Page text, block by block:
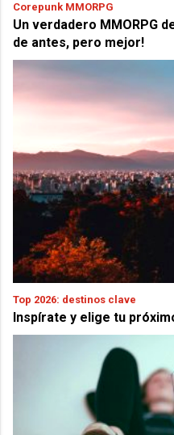
Corepunk MMORPG
Un verdadero MMORPG
de antes, pero mejor!
Top 2026: destinos clave
Inspírate y elige tu